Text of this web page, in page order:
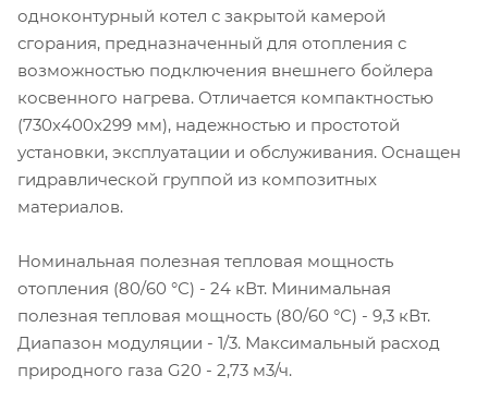
одноконтурный котел с закрытой камерой
сгорания, предназначенный для отопления с
возможностью подключения внешнего бойлера
косвенного нагрева. Отличается компактностью
(730х400х299 мм), надежностью и простотой
установки, эксплуатации и обслуживания. Оснащен
гидравлической группой из композитных
материалов.
Номинальная полезная тепловая мощность
отопления (80/60 °С) - 24 кВт. Минимальная
полезная тепловая мощность (80/60 °С) - 9,3 кВт.
Диапазон модуляции - 1/3. Максимальный расход
природного газа G20 - 2,73 м3/ч.